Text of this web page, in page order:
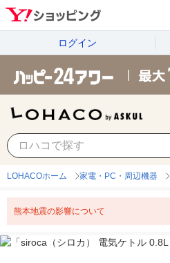
ログイン
LOHACOホーム 家電・PC・周辺機器
熊本地震の影響について